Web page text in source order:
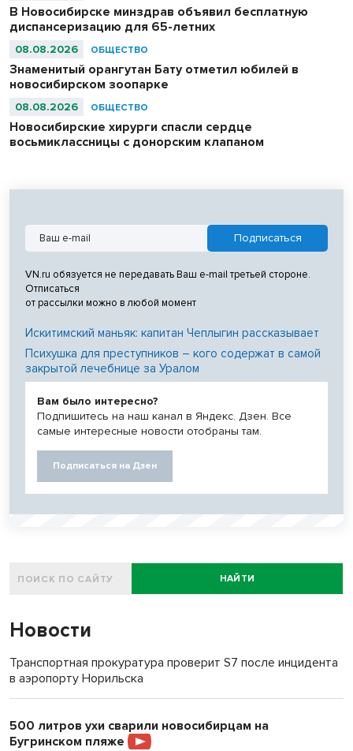
В Новосибирске минздрав объявил бесплатную
диспансеризацию для 65-летних
08.08.2026 ОБЩЕСТВО
Знаменитый орангутан Бату отметил юбилей в
новосибирском зоопарке
08.08.2026 ОБЩЕСТВО
Новосибирские хирурги спасли сердце
восьмиклассницы с донорским клапаном
VN.ru обязуется не передавать Ваш e-mail третьей стороне.
Отписаться
от рассылки можно в любой момент
Искитимский маньяк: капитан Чеплыгин рассказывает
Психушка для преступников – кого содержат в самой
закрытой лечебнице за Уралом
Вам было интересно?
Подпишитесь на наш канал в Яндекс. Дзен. Все
самые интересные новости отобраны там.
Подписаться на Дзен
НАЙТИ
Новости
Транспортная прокуратура проверит S7 после инцидента
в аэропорту Норильска
500 литров ухи сварили новосибирцам на
Бугринском пляже